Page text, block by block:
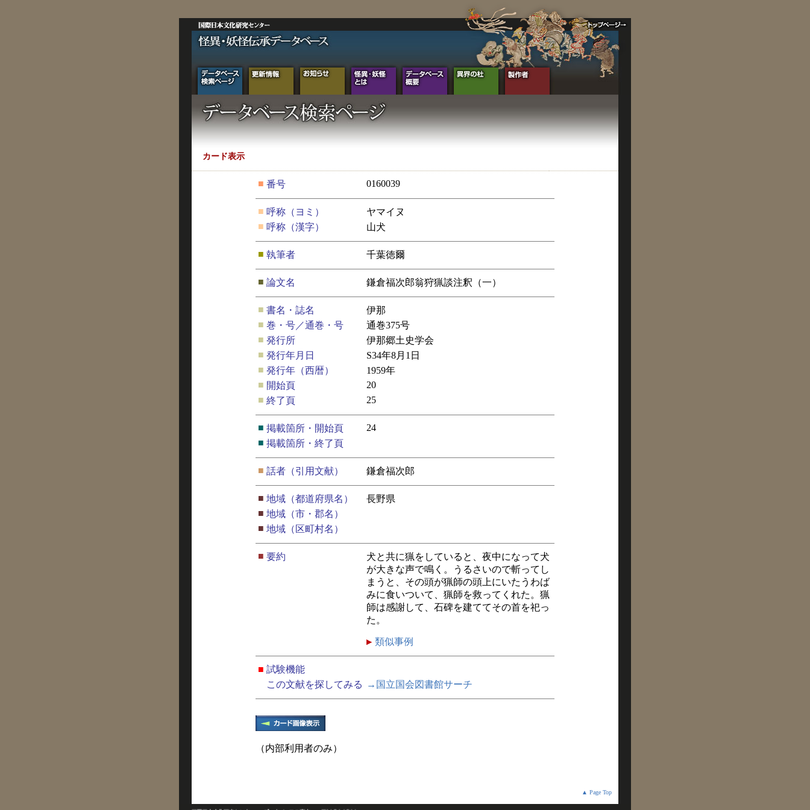
カード表示
■ 番号 0160039
■ 呼称（ヨミ）
ヤマイヌ
■ 呼称（漢字） 山犬
■ 執筆者 千葉徳爾
■ 論文名 鎌倉福次郎翁狩猟談注釈（一）
■ 書名・誌名
伊那
■ 巻・号／通巻・号
通巻375号
■ 発行所
伊那郷土史学会
■ 発行年月日
S34年8月1日
■ 発行年（西暦）
1959年
■ 開始頁
20
■ 終了頁 25
■ 掲載箇所・開始頁
24
■ 掲載箇所・終了頁
■ 話者（引用文献） 鎌倉福次郎
■ 地域（都道府県名）
長野県
■ 地域（市・郡名）
■ 地域（区町村名）
■ 要約
犬と共に猟をしていると、夜中になって犬
が大きな声で鳴く。うるさいので斬ってし
まうと、その頭が猟師の頭上にいたうわば
みに食いついて、猟師を救ってくれた。猟
師は感謝して、石碑を建ててその首を祀っ
た。
類似事例
■ 試験機能
この文献を探してみる
→国立国会図書館サーチ
（内部利用者のみ）
▲ Page Top